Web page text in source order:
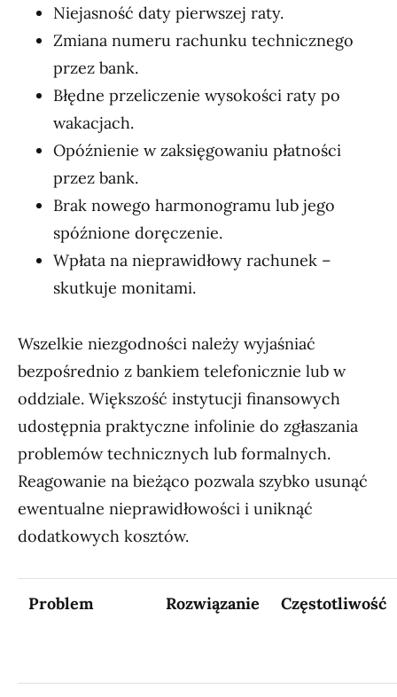
Niejasność daty pierwszej raty.
Zmiana numeru rachunku technicznego
przez bank.
Błędne przeliczenie wysokości raty po
wakacjach.
Opóźnienie w zaksięgowaniu płatności
przez bank.
Brak nowego harmonogramu lub jego
spóźnione doręczenie.
Wpłata na nieprawidłowy rachunek –
skutkuje monitami.
Wszelkie niezgodności należy wyjaśniać
bezpośrednio z bankiem telefonicznie lub w
oddziale. Większość instytucji finansowych
udostępnia praktyczne infolinie do zgłaszania
problemów technicznych lub formalnych.
Reagowanie na bieżąco pozwala szybko usunąć
ewentualne nieprawidłowości i uniknąć
dodatkowych kosztów.
Problem Rozwiązanie Częstotliwość